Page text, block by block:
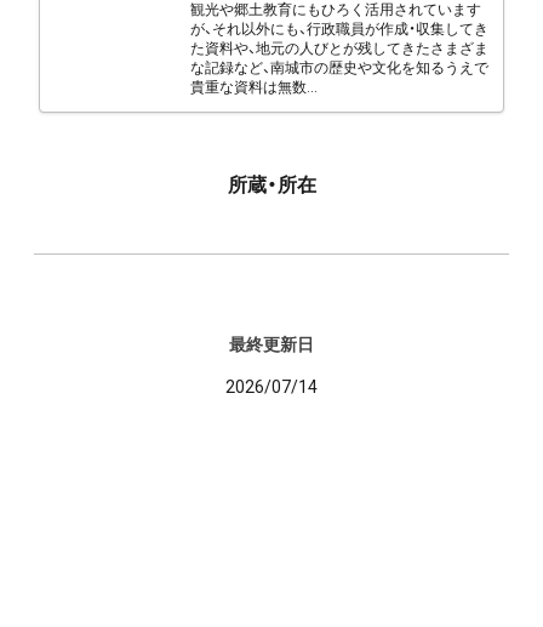
観光や郷土教育にもひろく活用されています
が、それ以外にも、行政職員が作成・収集してき
た資料や、地元の人びとが残してきたさまざま
な記録など、南城市の歴史や文化を知るうえで
貴重な資料は無数...
所蔵・所在
最終更新日
2026/07/14